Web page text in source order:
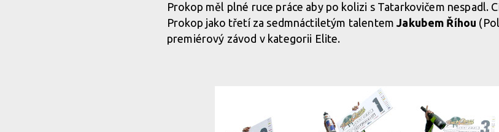
Prokop měl plné ruce práce aby po kolizi s Tatarkovičem nespadl.
Prokop jako třetí za sedmnáctiletým talentemJakubem Říhou
premiérový závod v kategorii Elite.